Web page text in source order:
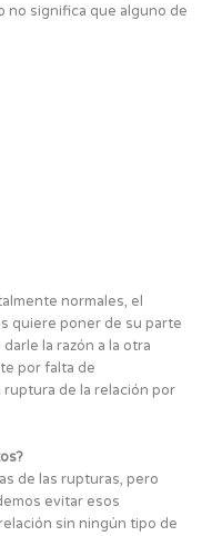
no significa que alguno de
normales, el
quiere poner de su parte
la razón a la otra
por falta de
de la relación por
de las rupturas, pero
evitar esos
sin ningún tipo de